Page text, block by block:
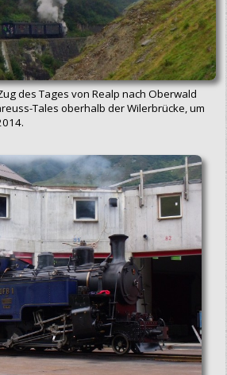
des Tages von Realp nach Oberwald
Tales oberhalb der Wilerbrücke, um